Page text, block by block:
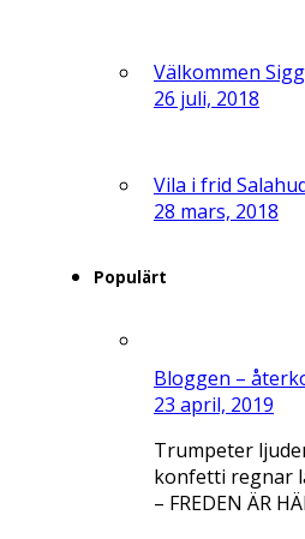
Välkommen
26 juli, 2018
Vila i frid
28 mars, 2018
Populärt
Bloggen –
23 april, 2019
Trumpeter
konfetti regnar
– FREDEN ÄR